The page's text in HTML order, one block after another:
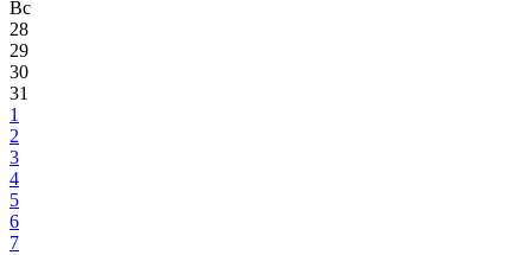
Вс
28
29
30
31
1
2
3
4
5
6
7